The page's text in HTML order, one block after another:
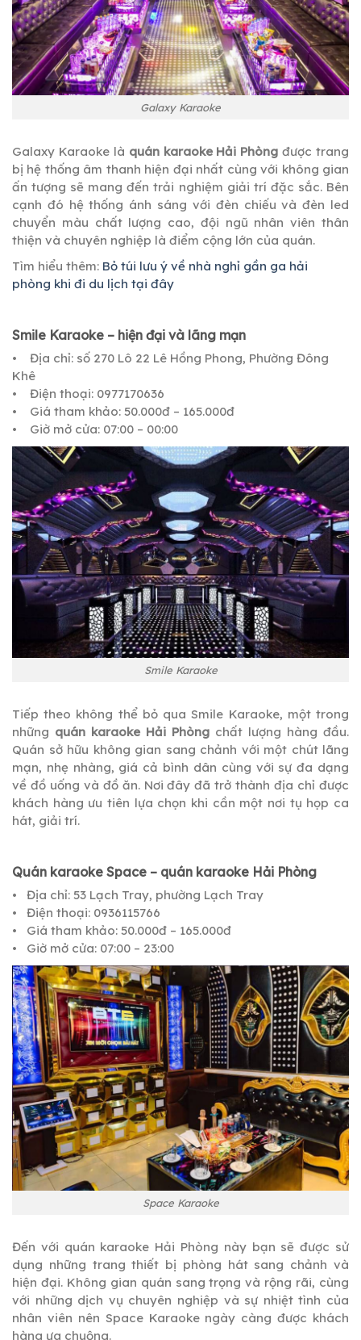
Galaxy Karaoke
Galaxy Karaoke là quán karaoke Hải Phòngđược trang
bị hệ thống âm thanh hiện đại nhất cùng với không gian
ấn tượng sẽ mang đến trải nghiệm giải trí đặc sắc. Bên
cạnh đó hệ thống ánh sáng với đèn chiếu và đèn led
chuyển màu chất lượng cao, đội ngũ nhân viên thân
thiện và chuyên nghiệp là điểm cộng lớn của quán.
Tìm hiểu thêm: Bỏ túi lưu ý về nhà nghỉ gần ga hải
phòng khi đi du lịch tại đây
Smile Karaoke – hiện đại và lãng mạn
• Địa chỉ: số 270 Lô 22 Lê Hồng Phong, Phường Đông
Khê
• Điện thoại: 0977170636
• Giá tham khảo: 50.000đ – 165.000đ
• Giờ mở cửa: 07:00 – 00:00
Smile Karaoke
Tiếp theo không thể bỏ qua Smile Karaoke, một trong
những quán karaoke Hải Phòng chất lượng hàng đầu.
Quán sở hữu không gian sang chảnh với một chút lãng
mạn, nhẹ nhàng, giá cả bình dân cùng với sự đa dạng
về đồ uống và đồ ăn. Nơi đây đã trở thành địa chỉ được
khách hàng ưu tiên lựa chọn khi cần một nơi tụ họp ca
hát, giải trí.
Quán karaoke Space – quán karaoke Hải Phòng
• Địa chỉ: 53 Lạch Tray, phường Lạch Tray
• Điện thoại: 0936115766
• Giá tham khảo: 50.000đ – 165.000đ
• Giờ mở cửa: 07:00 – 23:00
Space Karaoke
Đến với quán karaoke Hải Phòng này bạn sẽ được sử
dụng những trang thiết bị phòng hát sang chảnh và
hiện đại. Không gian quán sang trọng và rộng rãi, cùng
với những dịch vụ chuyên nghiệp và sự nhiệt tình của
nhân viên nên Space Karaoke ngày càng được khách
hàng ưa chuộng.